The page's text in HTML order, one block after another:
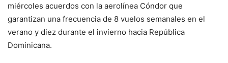
miércoles acuerdos con la aerolínea Cóndor que
garantizan una frecuencia de 8 vuelos semanales en el
verano y diez durante el invierno hacia República
Dominicana.